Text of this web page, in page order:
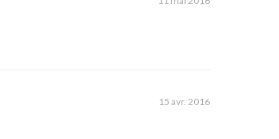
15 avr. 2016